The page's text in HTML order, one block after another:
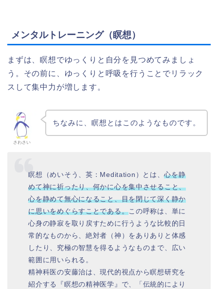
メンタルトレーニング（瞑想）
まずは、瞑想でゆっくりと自分を見つめてみましょ
う。その前に、ゆっくりと呼吸を行うことでリラック
スして集中力が増します。
さわさい
ちなみに、瞑想とはこのようなものです。
瞑想（めいそう、英：Meditation）とは、心を静
めて神に祈ったり、何かに心を集中させること、
心を静めて無心になること、目を閉じて深く静か
に思いをめぐらすことである。この呼称は、単に
心身の静寂を取り戻すために行うような比較的日
常的なものから、絶対者（神）をありありと体感
したり、究極の智慧を得るようなものまで、広い
範囲に用いられる。
精神科医の安藤治は、現代的視点から瞑想研究を
紹介する『瞑想の精神医学』で、「伝統的により